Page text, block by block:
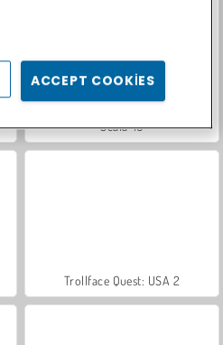
Scala 40
Trollface Quest: USA 2
ACCEPT COOKIES